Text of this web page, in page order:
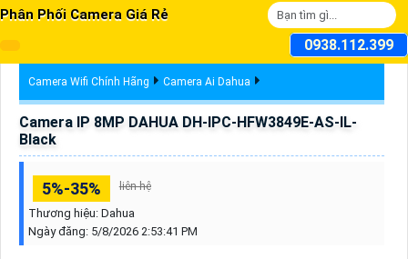
Phân Phối Camera Giá Rẻ
0938.112.399
Camera Wifi Chính Hãng Camera Ai Dahua
Camera IP 8MP DAHUA DH-IPC-HFW3849E-AS-IL-
Black
5%-35% liên hệ
Thương hiệu: Dahua
Ngày đăng: 5/8/2026 2:53:41 PM